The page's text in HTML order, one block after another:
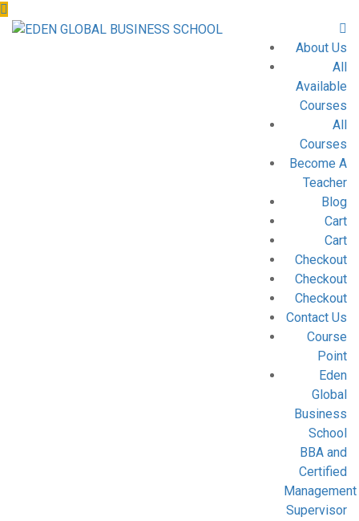
About Us
All
Available
Courses
All
Courses
Become A
Teacher
Blog
Cart
Cart
Checkout
Checkout
Checkout
Contact Us
Course
Point
Eden
Global
Business
School
BBA and
Certified
Management
Supervisor